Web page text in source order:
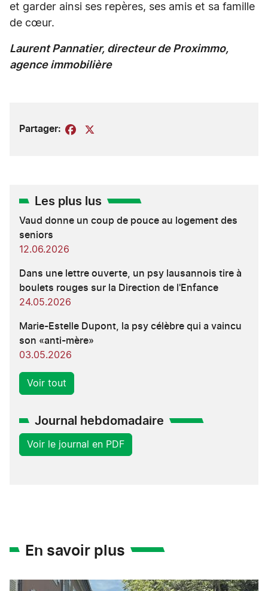
et garder ainsi ses repères, ses amis et sa famille
de cœur.
Laurent Pannatier, directeur de Proximmo,
agence immobilière
Partager: Facebook
Les plus lus
Vaud donne un coup de pouce au logement des
seniors
12.06.2026
Dans une lettre ouverte, un psy lausannois tire à
boulets rouges sur la Direction de l'Enfance
24.05.2026
Marie-Estelle Dupont, la psy célèbre qui a vaincu
son «anti-mère»
03.05.2026
Voir tout
Journal hebdomadaire
Voir le journal en PDF
En savoir plus